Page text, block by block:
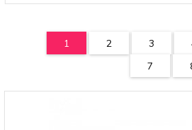
1 2 3
7